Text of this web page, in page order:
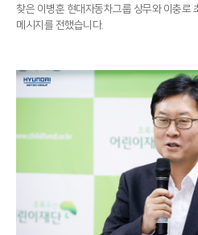
찾은 이병훈 현대자동차그룹 상무와 이충로
메시지를 전했습니다.